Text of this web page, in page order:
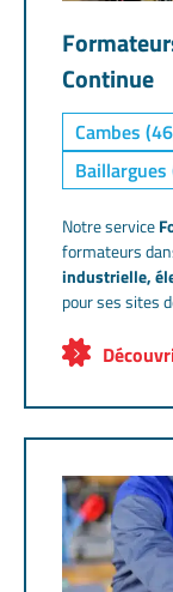
Continue
Cambes
Baillargues
Notre service
formateurs
industrielle,
pour ses sites